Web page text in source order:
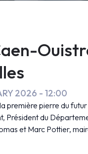
2026 - 12:00
première pierre du
Président du
et Marc Pottier,